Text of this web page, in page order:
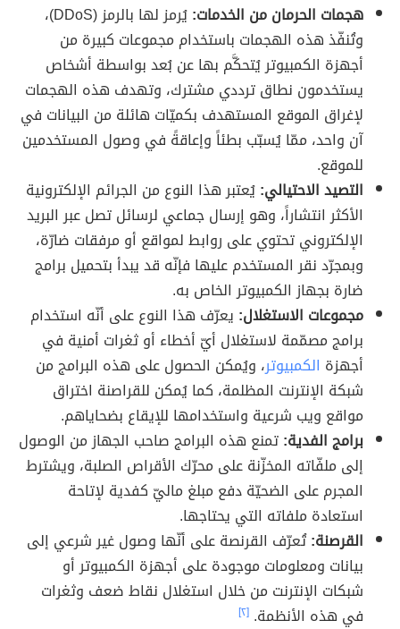
هجمات الحرمان من الخدمات:
يُرمز لها بالرمز (DDoS)،
وتُنفّذ هذه الهجمات باستخدام مجموعات كبيرة من
أجهزة الكمبيوتر يُتحكَّم بها عن بُعد بواسطة أشخاص
يستخدمون نطاق ترددي مشترك، وتهدف هذه الهجمات
لإغراق الموقع المستهدف بكميّات هائلة من البيانات في
آن واحد، ممّا يُسبّب بطئاً وإعاقةً في وصول المستخدمين
للموقع.
التصيد الاحتيالي:يُعتبر هذا النوع من الجرائم الإلكترونية
الأكثر انتشاراً، وهو إرسال جماعي لرسائل تصل عبر البريد
الإلكتروني تحتوي على روابط لمواقع أو مرفقات ضارّة،
وبمجرّد نقر المستخدم عليها فإنّه قد يبدأ بتحميل برامج
ضارة بجهاز الكمبيوتر الخاص به.
مجموعات الاستغلال: يعرّف هذا النوع على أنّه استخدام
برامج مصمّمة لاستغلال أيّ أخطاء أو ثغرات أمنية في
أجهزة الكمبيوتر، ويُمكن الحصول على هذه البرامج من
شبكة الإنترنت المظلمة، كما يُمكن للقراصنة اختراق
مواقع ويب شرعية واستخدامها للإيقاع بضحاياهم.
برامج الفدية:تمنع هذه البرامج صاحب الجهاز من الوصول
إلى ملفّاته المخزّنة على محرّك الأقراص الصلبة، ويشترط
المجرم على الضحيّة دفع مبلغ ماليّ كفدية لإتاحة
استعادة ملفاته التي يحتاجها.
القرصنة:تُعرّف القرنصة على أنّها وصول غير شرعي إلى
بيانات ومعلومات موجودة على أجهزة الكمبيوتر أو
شبكات الإنترنت من خلال استغلال نقاط ضعف وثغرات
في هذه الأنظمة. [٢]